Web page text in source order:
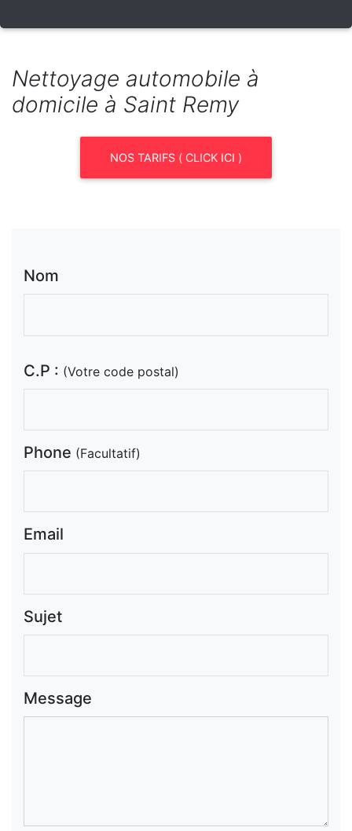
Nettoyage automobile à
domicile à Saint Remy
NOS TARIFS ( CLICK ICI )
Nom
C.P : (Votre code postal)
Phone (Facultatif)
Email
Sujet
Message